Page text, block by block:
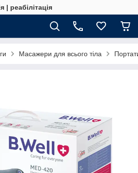
| реабілітація
Масажери для всього тіла